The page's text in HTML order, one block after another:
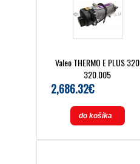
Valeo THERMO E PLUS 320
320.005
2,686.32€
do košíka